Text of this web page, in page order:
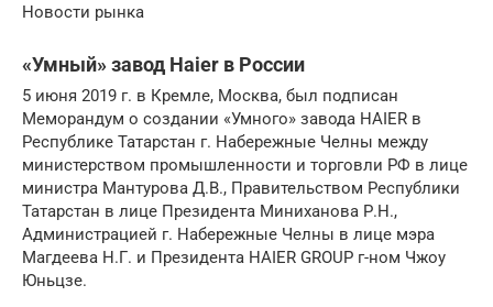
Новости рынка
«Умный» завод Haier в России
5 июня 2019 г. в Кремле, Москва, был подписан
Меморандум о создании «Умного» завода HAIER в
Республике Татарстан г. Набережные Челны между
министерством промышленности и торговли РФ в лице
министра Мантурова Д.В., Правительством Республики
Татарстан в лице Президента Миниханова Р.Н.,
Администрацией г. Набережные Челны в лице мэра
Магдеева Н.Г. и Президента HAIER GROUP г-ном Чжоу
Юньцзе.